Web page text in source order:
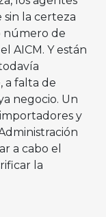
la certeza
número de
AICM. Y están
a falta de
negocio. Un
y
a cabo el
la